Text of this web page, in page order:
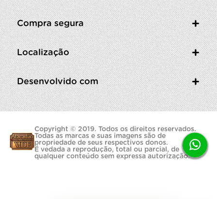
Compra segura
Localização
Desenvolvido com
Copyright © 2019. Todos os direitos reservados.
Todas as marcas e suas imagens são de
propriedade de seus respectivos donos.
É vedada a reprodução, total ou parcial, de
qualquer conteúdo sem expressa autorização.